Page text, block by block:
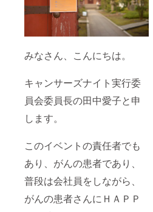
みなさん、こんにちは。
キャンサーズナイト実行委
員会委員長の田中愛子と申
します。
このイベントの責任者でも
あり、がんの患者であり、
普段は会社員をしながら、
がんの患者さんにＨＡＰＰ